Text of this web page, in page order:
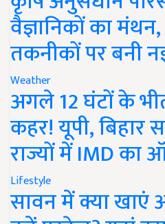
वैज्ञानिकों का
तकनीकों पर बनी
Weather
अगले 12 घंटों के
कहर! यूपी, बिहार
राज्यों में IMD का
Lifestyle
सावन में क्या खाएं